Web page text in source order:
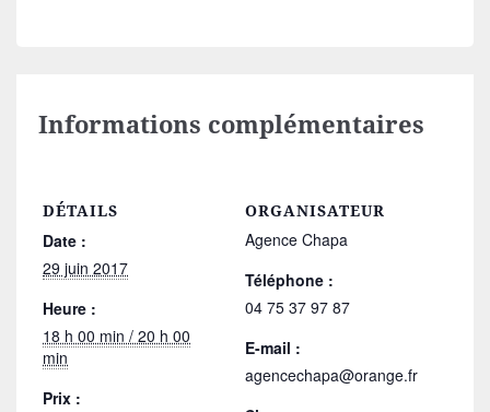
Informations complémentaires
DÉTAILS
Date :
29 juin 2017
Heure :
18 h 00 min / 20 h 00
min
Prix :
ORGANISATEUR
Agence Chapa
Téléphone :
04 75 37 97 87
E-mail :
agencechapa@orange.fr